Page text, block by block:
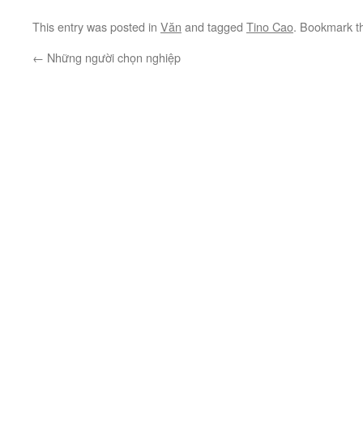
This entry was posted in Văn and tagged Tino Cao. Bookmark
← Những người chọn nghiệp